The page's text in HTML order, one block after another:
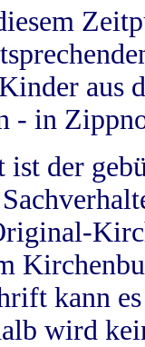
aus
- in
ist der
kann
wird